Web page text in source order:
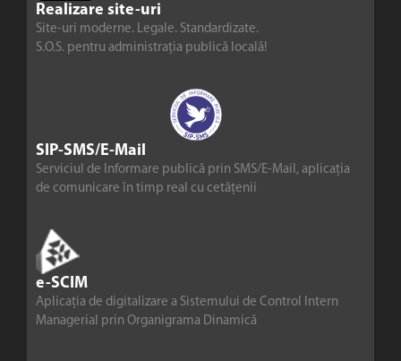
Realizare site-uri
Site-uri moderne. Legale. Standardizate.
S.O.S. pentru administrația publică locală!
SIP-SMS/E-Mail
Serviciul de Informare publică prin SMS/E-Mail, aplicația
de comunicare în timp real cu cetățenii
e-SCIM
Aplicația de digitalizare a Sistemului de Control Intern
Managerial prin Organigrama Dinamică